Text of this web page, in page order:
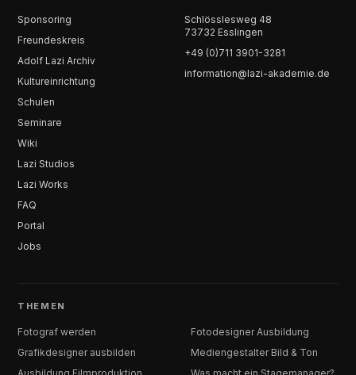
Sponsoring
Freundeskreis
Adolf Lazi Archiv
Kultureinrichtung
Schulen
Seminare
Wiki
Lazi Studios
Lazi Works
FAQ
Portal
Jobs
Schlösslesweg 48
73732 Esslingen
+49 (0)711 3901-3281
information@lazi-akademie.de
THEMEN
Fotograf werden
Fotodesigner Ausbildung
Grafikdesigner ausbilden
Mediengestalter Bild & Ton